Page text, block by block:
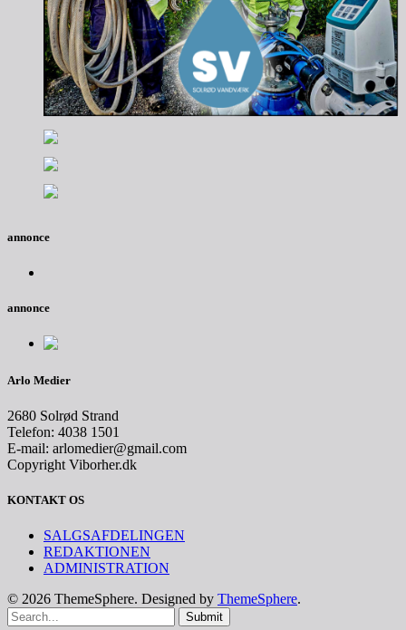
annonce
annonce
Arlo Medier
2680 Solrød Strand
Telefon: 4038 1501
E-mail: arlomedier@gmail.com
Copyright Viborher.dk
KONTAKT OS
SALGSAFDELINGEN
REDAKTIONEN
ADMINISTRATION
© 2026 ThemeSphere. Designed by ThemeSphere.
Submit